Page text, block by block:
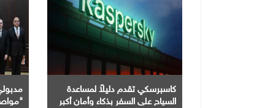
كاسبرسكي تقدم دليلاً لمساعدة
السياح على السفر بذكاء وأمان أكبر